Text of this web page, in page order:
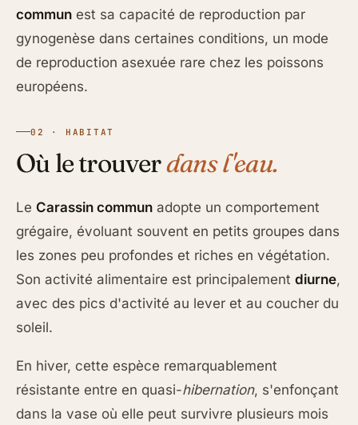
commun est sa capacité de reproduction par
gynogenèse dans certaines conditions, un mode
de reproduction asexuée rare chez les poissons
européens.
02 · HABITAT
Où le trouverdans l'eau.
Le Carassin commun adopte un comportement
grégaire, évoluant souvent en petits groupes dans
les zones peu profondes et riches en végétation.
Son activité alimentaire est principalement diurne,
avec des pics d'activité au lever et au coucher du
soleil.
En hiver, cette espèce remarquablement
résistante entre en quasi-hibernation, s'enfonçant
dans la vase où elle peut survivre plusieurs mois